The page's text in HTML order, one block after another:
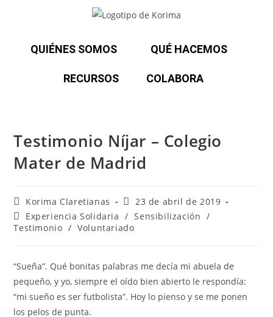
QUIÉNES SOMOS QUÉ HACEMOS
RECURSOS COLABORA
Testimonio Níjar – Colegio
Mater de Madrid
Korima Claretianas
23 de abril de 2019
Experiencia Solidaria / Sensibilización /
Testimonio / Voluntariado
“Sueña”. Qué bonitas palabras me decía mi abuela de
pequeño, y yo, siempre el oído bien abierto le respondía:
“mi sueño es ser futbolista”. Hoy lo pienso y se me ponen
los pelos de punta.